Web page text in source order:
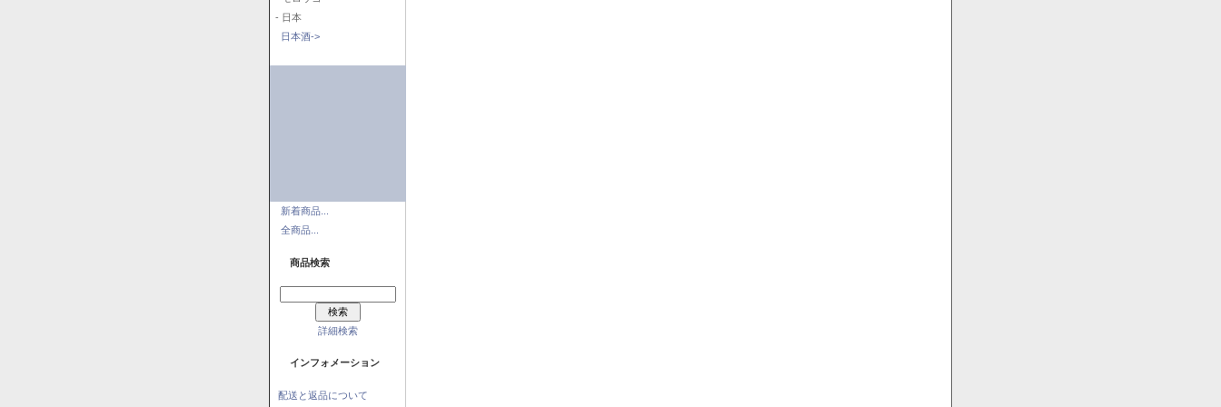
- 日本
日本酒->
新着商品...
全商品...
商品検索
詳細検索
インフォメーション
配送と返品について